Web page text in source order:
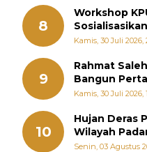
8
Workshop
Kamis, 30 Juli 2026,
9
Rahmat
Bangun
Wilayah Dapil
Kamis, 30 Juli 2026,
10
Hujan Deras
Wilayah
Perintahkan
Senin, 03 Agustus